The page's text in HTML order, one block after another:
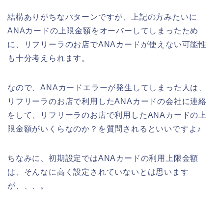
結構ありがちなパターンですが、上記の方みたいに
ANAカードの上限金額をオーバーしてしまったため
に、リフリーラのお店でANAカードが使えない可能性
も十分考えられます。
なので、ANAカードエラーが発生してしまった人は、
リフリーラのお店で利用したANAカードの会社に連絡
をして、リフリーラのお店で利用したANAカードの上
限金額がいくらなのか？を質問されるといいですよ♪
ちなみに、初期設定ではANAカードの利用上限金額
は、そんなに高く設定されていないとは思います
が、、、。